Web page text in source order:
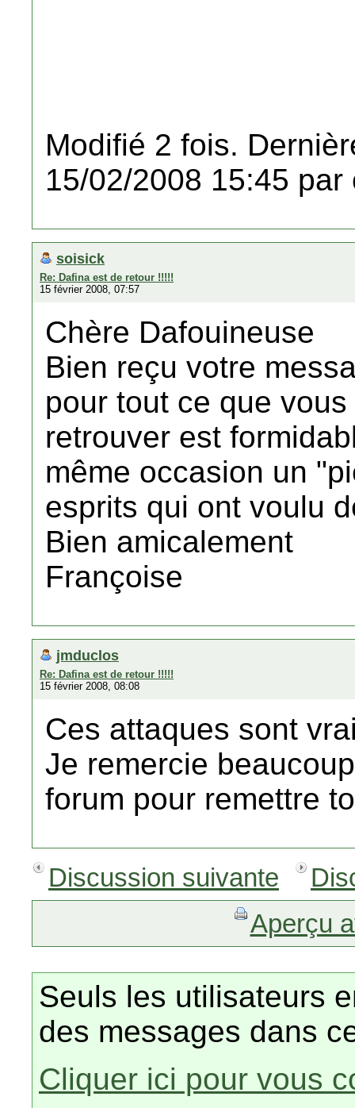
Modifié 2 fois.
15/02/2008 15:45 par
soisick
Re: Dafina est de retour !!!!!
15 février 2008, 07:57
Chère Dafouineuse
Bien reçu votre
pour tout ce que
retrouver est
même occasion un
esprits qui ont voulu
Bien amicalement
Françoise
jmduclos
Re: Dafina est de retour !!!!!
15 février 2008, 08:08
Ces attaques sont
Je remercie
forum pour remettre
Discussion suivante
Aperçu
Seuls les utilisateurs
des messages dans
Cliquer ici pour vous